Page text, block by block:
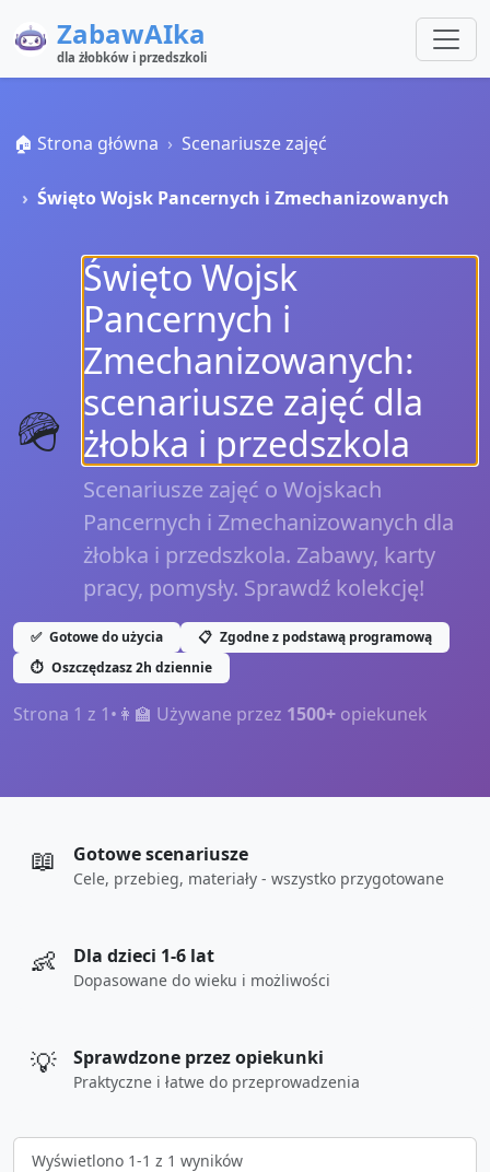
ZabawAIka
dla żłobków i przedszkoli
🏠 Strona główna Scenariusze zajęć
Święto Wojsk Pancernych i Zmechanizowanych
🪖
Święto Wojsk
Pancernych i
Zmechanizowanych:
scenariusze zajęć dla
żłobka i przedszkola
Scenariusze zajęć o Wojskach
Pancernych i Zmechanizowanych dla
żłobka i przedszkola. Zabawy, karty
pracy, pomysły. Sprawdź kolekcję!
✅ Gotowe do użycia 📋 Zgodne z podstawą programową
⏱️ Oszczędzasz 2h dziennie
Strona 1 z 1• 👩‍🏫 Używane przez 1500+ opiekunek
📖 Gotowe scenariusze
Cele, przebieg, materiały - wszystko przygotowane
👶 Dla dzieci 1-6 lat
Dopasowane do wieku i możliwości
💡 Sprawdzone przez opiekunki
Praktyczne i łatwe do przeprowadzenia
Wyświetlono 1-1 z 1 wyników